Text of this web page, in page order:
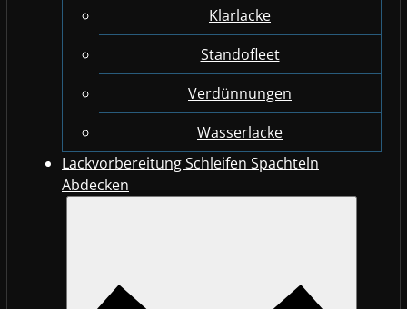
Klarlacke
Standofleet
Verdünnungen
Wasserlacke
Lackvorbereitung Schleifen Spachteln
Abdecken